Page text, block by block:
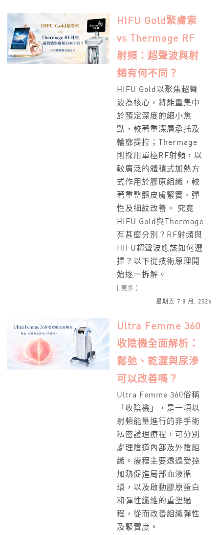
HIFU Gold緊膚索
vs Thermage RF
射頻：超聲波與射
頻有何不同？
HIFU Gold以聚焦超聲
波為核心，將能量集中
於預定深度的細小焦
點，較著重深層承托及
輪廓提拉；Thermage
則採用單極RF射頻，以
較廣泛的體積式加熱方
式作用於膠原組織，較
著重整體皮膚緊實、彈
性及細紋改善。 究竟
HIFU Gold與Thermage
有甚麼分別？RF射頻與
HIFU超聲波應該如何選
擇？以下從技術原理開
始逐一拆解。
[ 更多 ]
星期五 7 8 月, 2026
Ultra Femme 360
收陰機全面解析：
鬆弛、乾澀與尿滲
可以改善嗎？
Ultra Femme 360俗稱
「收陰機」，是一項以
射頻能量進行的非手術
私密護理療程，可分別
處理陰道內部及外陰組
織。療程主要透過受控
加熱促進局部血液循
環，以及啟動膠原蛋白
和彈性纖維的重塑過
程，從而改善組織彈性
及緊實度。